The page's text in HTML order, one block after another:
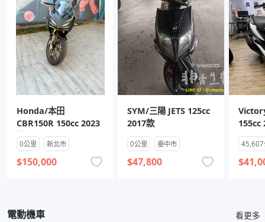
Honda/本田
CBR150R 150cc 2023
款
0公里 新北市
$150,000
SYM/三陽 JETS 125cc
2017款
0公里 臺中市
$47,800
155cc
45,607
電動機車 看更多